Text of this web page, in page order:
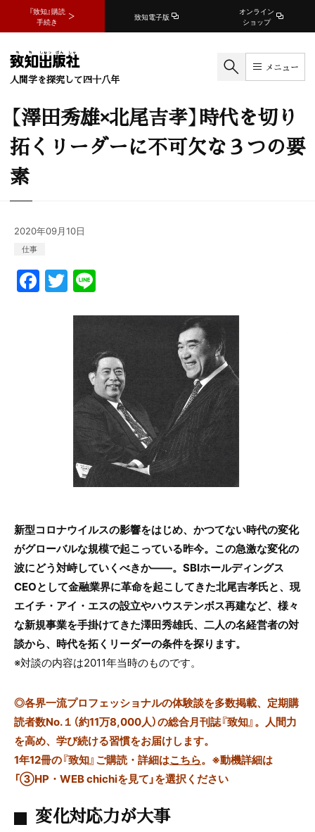
『致知』購読
手続き
致知電子版
オンライン
ショップ
人間学を探究して四十八年
メニュー
【澤田秀雄×北尾吉孝】時代を切り
拓くリーダーに不可欠な３つの要
素
2020年09月10日
仕事
F
a
T
w
itte
新型コロナウイルスの影響をはじめ、かつてない時代の変化
がグローバルな規模で起こっている昨今。この急激な変化の
波にどう対峙していくべきか――。SBIホールディングス
CEOとして金融業界に革命を起こしてきた北尾吉孝氏と、現
エイチ・アイ・エスの設立やハウステンボス再建など、様々
な新規事業を手掛けてきた澤田秀雄氏、二人の名経営者の対
談から、時代を拓くリーダーの条件を探ります。
※対談の内容は2011年当時のものです。
◎各界一流プロフェッショナルの体験談を多数掲載、定期購
読者数No.１（約11万8,000人）の総合月刊誌『致知』。人間力
を高め、学び続ける習慣をお届けします。
1年12冊の『致知』ご購読・詳細はこちら。 ※動機詳細は
「③HP・WEB chichiを見て」を選択ください
変化対応力が大事